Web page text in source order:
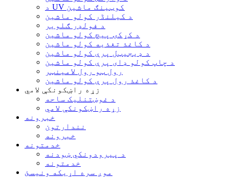
د UV کوټینګ ماشین
د کیلنڈر کولو ماشین
د فولډر ګلویر
د کړکۍ پیچ کولو ماشین
د کاغذ تغذیه کولو ماشین
د ډیجیټل پرې کولو ماشین
د چاپ کولو ډای پرې کولو ماشین
رول ټو رول لامینټر
د کاغذ رول پرې کولو ماشین
زړه راښکونکې لامي
د غوښتنلیک ساحه
زړه راښکونکې لامي
خبرونه
نندارتون
خبرونه
خدمتونه
د پیرودونکي ښودنه
خدمتونه
موږ سره اړیکه ونیسئ